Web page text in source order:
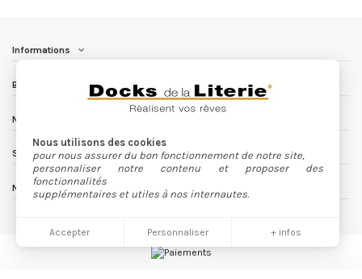
Informations
Besoin d'aide ?
Nous contacter
Nous utilisons des cookies
pour nous assurer du bon fonctionnement de notre site,
personnaliser notre contenu et proposer des
fonctionnalités
supplémentaires et utiles à nos internautes.
Accepter Personnaliser + infos
Suivez nous
Newsletter